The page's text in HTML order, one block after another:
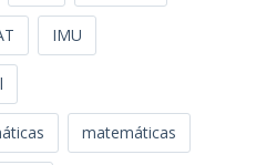
IMU
matemáticas